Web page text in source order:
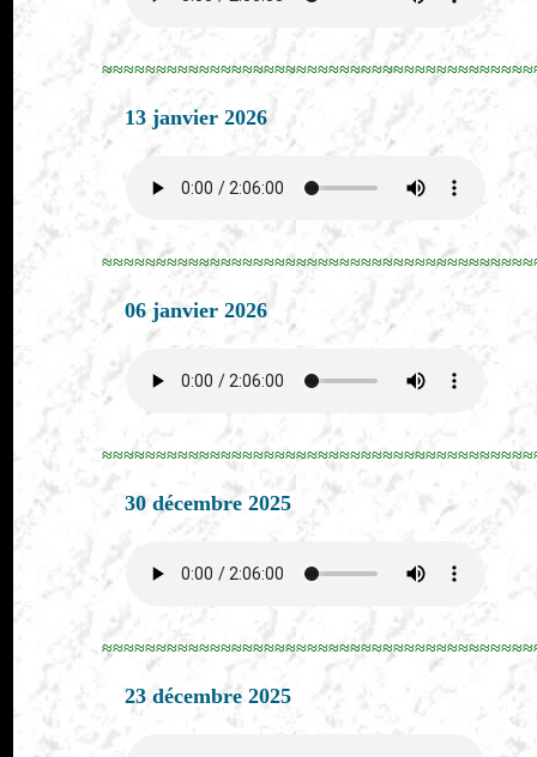
13 janvier 2026
06 janvier 2026
30 décembre 2025
23 décembre 2025